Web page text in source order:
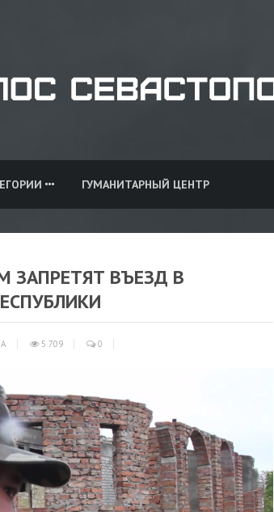
ГУМАНИТАРНЫЙ ЦЕНТР
ЗАПРЕТЯТ ВЪЕЗД В
5 709 0